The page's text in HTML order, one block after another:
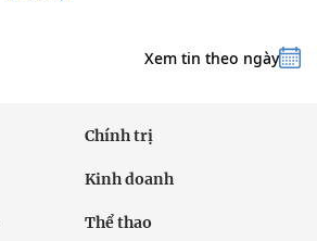
Xem tin theo ngày
Chính trị
Kinh doanh
Thể thao